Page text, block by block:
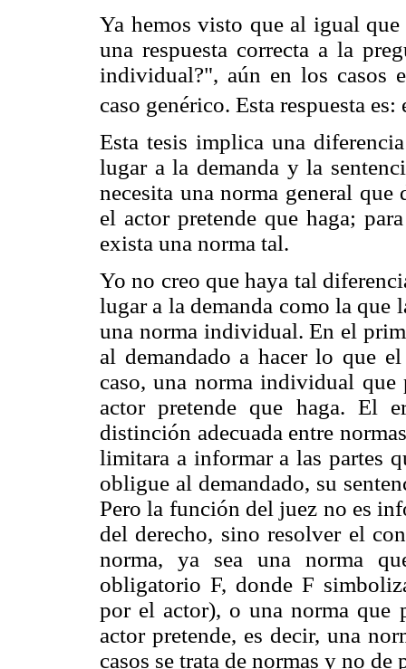
Ya hemos visto que al igual
una respuesta correcta a la
individual?", aún en los casos
caso genérico. Esta respuesta
Esta tesis implica una
lugar a la demanda y la
necesita una norma general
el actor pretende que haga;
exista una norma tal.
Yo no creo que haya tal
lugar a la demanda como la que
una norma individual. En el
al demandado a hacer lo que
caso, una norma individual
actor pretende que haga. El
distinción adecuada entre
limitara a informar a las partes
obligue al demandado, su
Pero la función del juez no es
del derecho, sino resolver el
norma, ya sea una norma
obligatorio F, donde F
por el actor), o una norma que
actor pretende, es decir, una
casos se trata de normas y no